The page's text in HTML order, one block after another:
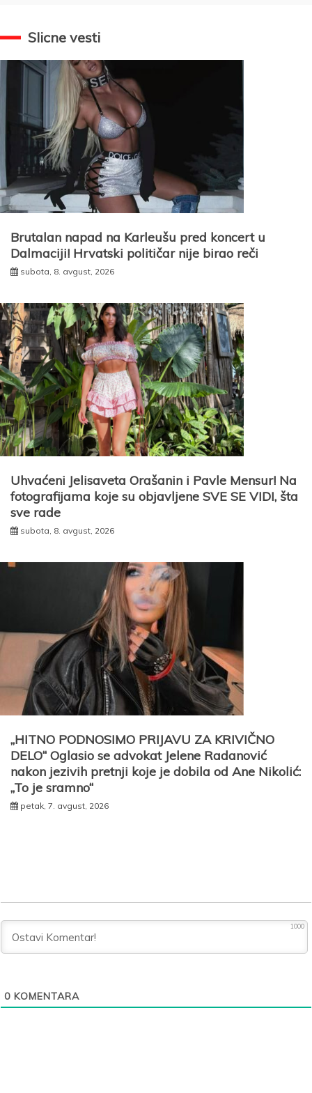
Slicne vesti
Brutalan napad na Karleušu pred koncert u
Dalmaciji! Hrvatski političar nije birao reči
subota, 8. avgust, 2026
Uhvaćeni Jelisaveta Orašanin i Pavle Mensur! Na
fotografijama koje su objavljene SVE SE VIDI, šta
sve rade
subota, 8. avgust, 2026
„HITNO PODNOSIMO PRIJAVU ZA KRIVIČNO
DELO“ Oglasio se advokat Jelene Radanović
nakon jezivih pretnji koje je dobila od Ane Nikolić:
„To je sramno“
petak, 7. avgust, 2026
1000
0 KOMENTARA